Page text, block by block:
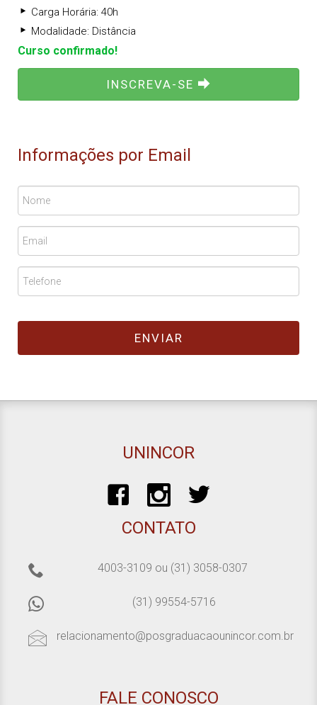
Carga Horária: 40h
Modalidade: Distância
Curso confirmado!
INSCREVA-SE
Informações por Email
UNINCOR
CONTATO
4003-3109 ou (31) 3058-0307
(31) 99554-5716
relacionamento@posgraduacaounincor.com.br
FALE CONOSCO